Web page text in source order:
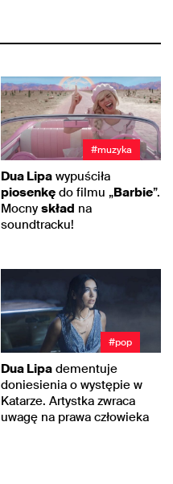
#muzyka
Dua Lipa wypuściła
piosenkę do filmu „Barbie”.
Mocny skład na
soundtracku!
#pop
Dua Lipa dementuje
doniesienia o występie w
Katarze. Artystka zwraca
uwagę na prawa człowieka